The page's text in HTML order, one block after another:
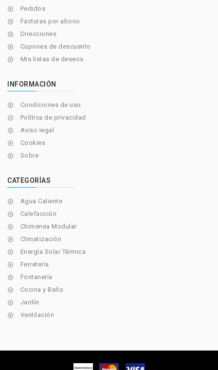
 Pedidos
 Facturas por abono
 Direcciones
 Cupones de descuento
 Mis listas de deseos
INFORMACIÓN
 Condiciones de uso
 Política de privacidad
 Aviso legal
 Cookies
 Sobre
CATEGORÍAS
 Agua Caliente
 Calefacción
 Chimenea Modular
 Climatización
 Energía Solar Térmica
 Ferretería
 Fontanería
 Cocina y Baño
 Jardín
 Ventilación